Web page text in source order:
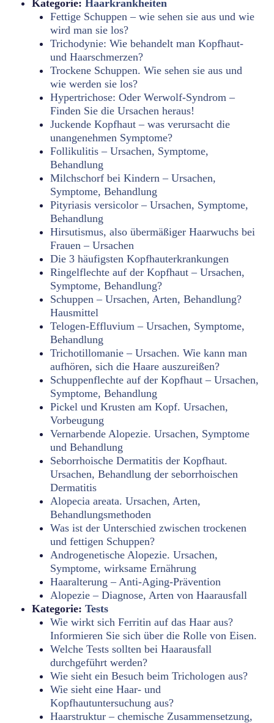
Kategorie:Haarkrankheiten
Fettige Schuppen – wie sehen sie aus und wie
wird man sie los?
Trichodynie: Wie behandelt man Kopfhaut-
und Haarschmerzen?
Trockene Schuppen. Wie sehen sie aus und
wie werden sie los?
Hypertrichose: Oder Werwolf-Syndrom –
Finden Sie die Ursachen heraus!
Juckende Kopfhaut – was verursacht die
unangenehmen Symptome?
Follikulitis – Ursachen, Symptome,
Behandlung
Milchschorf bei Kindern – Ursachen,
Symptome, Behandlung
Pityriasis versicolor – Ursachen, Symptome,
Behandlung
Hirsutismus, also übermäßiger Haarwuchs bei
Frauen – Ursachen
Die 3 häufigsten Kopfhauterkrankungen
Ringelflechte auf der Kopfhaut – Ursachen,
Symptome, Behandlung?
Schuppen – Ursachen, Arten, Behandlung?
Hausmittel
Telogen-Effluvium – Ursachen, Symptome,
Behandlung
Trichotillomanie – Ursachen. Wie kann man
aufhören, sich die Haare auszureißen?
Schuppenflechte auf der Kopfhaut – Ursachen,
Symptome, Behandlung
Pickel und Krusten am Kopf. Ursachen,
Vorbeugung
Vernarbende Alopezie. Ursachen, Symptome
und Behandlung
Seborrhoische Dermatitis der Kopfhaut.
Ursachen, Behandlung der seborrhoischen
Dermatitis
Alopecia areata. Ursachen, Arten,
Behandlungsmethoden
Was ist der Unterschied zwischen trockenen
und fettigen Schuppen?
Androgenetische Alopezie. Ursachen,
Symptome, wirksame Ernährung
Haaralterung – Anti-Aging-Prävention
Alopezie – Diagnose, Arten von Haarausfall
Kategorie:Tests
Wie wirkt sich Ferritin auf das Haar aus?
Informieren Sie sich über die Rolle von Eisen.
Welche Tests sollten bei Haarausfall
durchgeführt werden?
Wie sieht ein Besuch beim Trichologen aus?
Wie sieht eine Haar- und
Kopfhautuntersuchung aus?
Haarstruktur – chemische Zusammensetzung,